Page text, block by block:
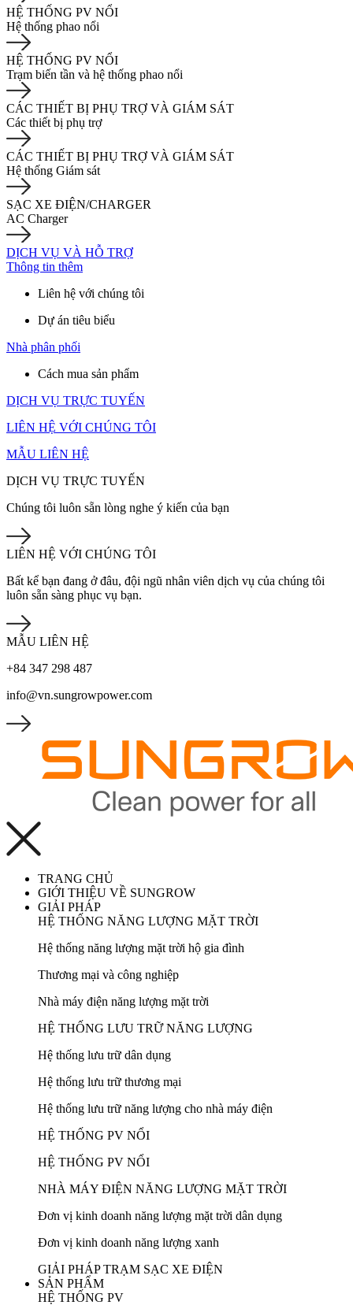
HỆ THỐNG PV NỔI
Hệ thống phao nổi
HỆ THỐNG PV NỔI
Trạm biến tần và hệ thống phao nổi
CÁC THIẾT BỊ PHỤ TRỢ VÀ GIÁM SÁT
Các thiết bị phụ trợ
CÁC THIẾT BỊ PHỤ TRỢ VÀ GIÁM SÁT
Hệ thống Giám sát
SẠC XE ĐIỆN/CHARGER
AC Charger
DỊCH VỤ VÀ HỖ TRỢ
Thông tin thêm
Liên hệ với chúng tôi
Dự án tiêu biểu
Nhà phân phối
Cách mua sản phẩm
DỊCH VỤ TRỰC TUYẾN
LIÊN HỆ VỚI CHÚNG TÔI
MẪU LIÊN HỆ
DỊCH VỤ TRỰC TUYẾN
Chúng tôi luôn sẵn lòng nghe ý kiến của bạn
LIÊN HỆ VỚI CHÚNG TÔI
Bất kể bạn đang ở đâu, đội ngũ nhân viên dịch vụ của chúng tôi
luôn sẵn sàng phục vụ bạn.
MẪU LIÊN HỆ
+84 347 298 487
info@vn.sungrowpower.com
TRANG CHỦ
GIỚI THIỆU VỀ SUNGROW
GIẢI PHÁP
HỆ THỐNG NĂNG LƯỢNG MẶT TRỜI
Hệ thống năng lượng mặt trời hộ gia đình
Thương mại và công nghiệp
Nhà máy điện năng lượng mặt trời
HỆ THỐNG LƯU TRỮ NĂNG LƯỢNG
Hệ thống lưu trữ dân dụng
Hệ thống lưu trữ thương mại
Hệ thống lưu trữ năng lượng cho nhà máy điện
HỆ THỐNG PV NỔI
HỆ THỐNG PV NỔI
NHÀ MÁY ĐIỆN NĂNG LƯỢNG MẶT TRỜI
Đơn vị kinh doanh năng lượng mặt trời dân dụng
Đơn vị kinh doanh năng lượng xanh
GIẢI PHÁP TRẠM SẠC XE ĐIỆN
SẢN PHẨM
HỆ THỐNG PV